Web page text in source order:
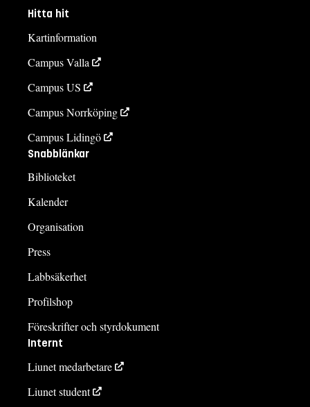
Hitta hit
Kartinformation
Campus Valla
Campus US
Campus Norrköping
Campus Lidingö
Snabblänkar
Biblioteket
Kalender
Organisation
Press
Labbsäkerhet
Profilshop
Föreskrifter och styrdokument
Internt
Liunet medarbetare
Liunet student